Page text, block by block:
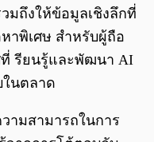
มถึงให้ข้อมูลเชิงลึกที่
าพิเศษ สำหรับผู้ถือ
ที่ รียนรู้และพัฒนา AI
ในตลาด
ามสามารถในการ